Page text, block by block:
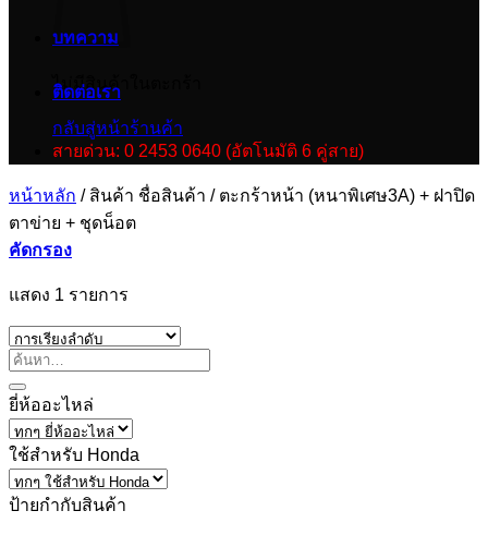
ไม่มีสินค้าในตะกร้า
กลับสู่หน้าร้านค้า
บทความ
ติดต่อเรา
สายด่วน: 0 2453 0640 (อัตโนมัติ 6 คู่สาย)
หน้าหลัก /สินค้า ชื่อสินค้า /ตะกร้าหน้า (หนาพิเศษ3A) + ฝาปิด
ตาข่าย + ชุดน็อต
คัดกรอง
แสดง 1 รายการ
ยี่ห้ออะไหล่
ใช้สำหรับ Honda
ป้ายกำกับสินค้า